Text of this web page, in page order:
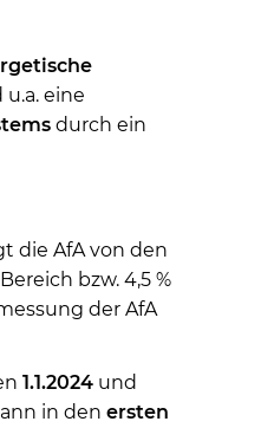
eine
durch ein
die AfA von den
bzw. 4,5 %
der AfA
1.1.2024 und
in den ersten